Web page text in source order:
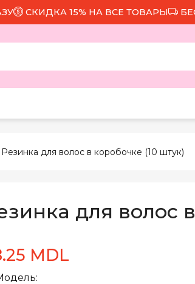
15% НА ВСЕ ТОВАРЫ
для волос в коробочке (10 штук)
для волос
MDL